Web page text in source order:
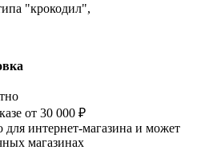
"крокодил",
от 30 000 ₽
для интернет-магазина и может
магазинах